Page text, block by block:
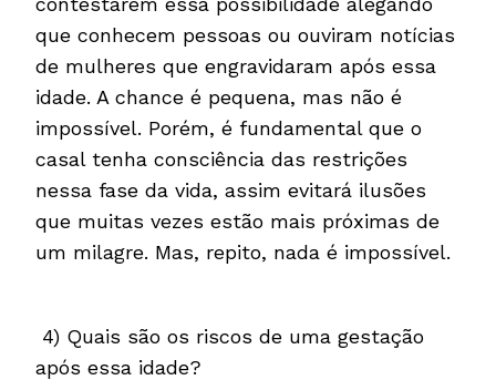
que conhecem pessoas ou ouviram notícias
de mulheres que engravidaram após essa
idade. A chance é pequena, mas não é
impossível. Porém, é fundamental que o
casal tenha consciência das restrições
nessa fase da vida, assim evitará ilusões
que muitas vezes estão mais próximas de
um milagre. Mas, repito, nada é impossível.
4) Quais são os riscos de uma gestação
após essa idade?